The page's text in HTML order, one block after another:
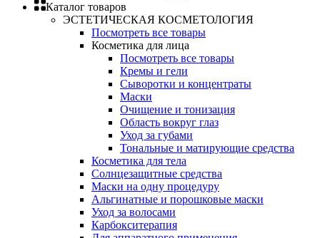
Каталог товаров
ЭСТЕТИЧЕСКАЯ КОСМЕТОЛОГИЯ
Посмотреть все товары
Косметика для лица
Посмотреть все товары
Кремы и гели
Сыворотки и концентраты
Маски
Очищение и тонизация
Область вокруг глаз
Уход за губами
Тональные и матирующие средства
Косметика для тела
Солнцезащитные средства
Маски на одну процедуру
Альгинатные и порошковые маски
Уход за волосами
Карбокситерапия